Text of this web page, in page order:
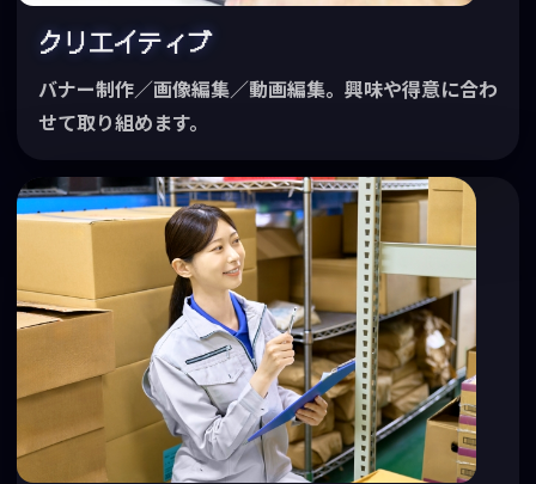
クリエイティブ
バナー制作／画像編集／動画編集。興味や得意に合わ
せて取り組めます。